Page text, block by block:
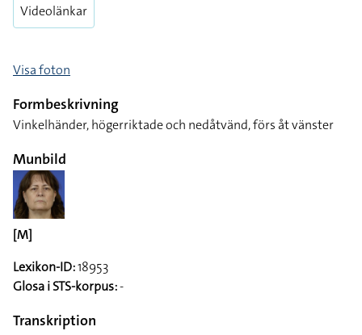
Videolänkar
Visa foton
Formbeskrivning
Vinkelhänder, högerriktade och nedåtvänd, förs åt vänster
Munbild
[M]
Lexikon-ID:18953
Glosa i STS-korpus:-
Transkription